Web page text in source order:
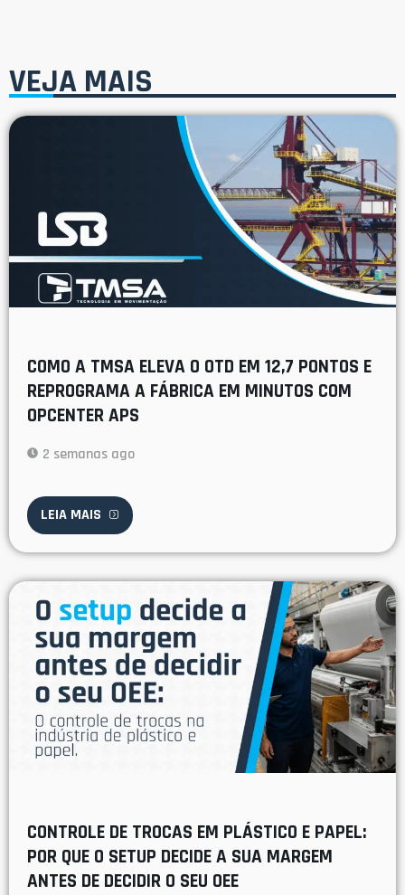
VEJA MAIS
COMO A TMSA ELEVA O OTD EM 12,7 PONTOS E
REPROGRAMA A FÁBRICA EM MINUTOS COM
OPCENTER APS
2 semanas ago
LEIA MAIS
CONTROLE DE TROCAS EM PLÁSTICO E PAPEL:
POR QUE O SETUP DECIDE A SUA MARGEM
ANTES DE DECIDIR O SEU OEE